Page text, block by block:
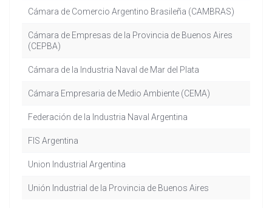
Cámara de Comercio Argentino Brasileña (CAMBRAS)
Cámara de Empresas de la Provincia de Buenos Aires
(CEPBA)
Cámara de la Industria Naval de Mar del Plata
Cámara Empresaria de Medio Ambiente (CEMA)
Federación de la Industria Naval Argentina
FIS Argentina
Union Industrial Argentina
Unión Industrial de la Provincia de Buenos Aires